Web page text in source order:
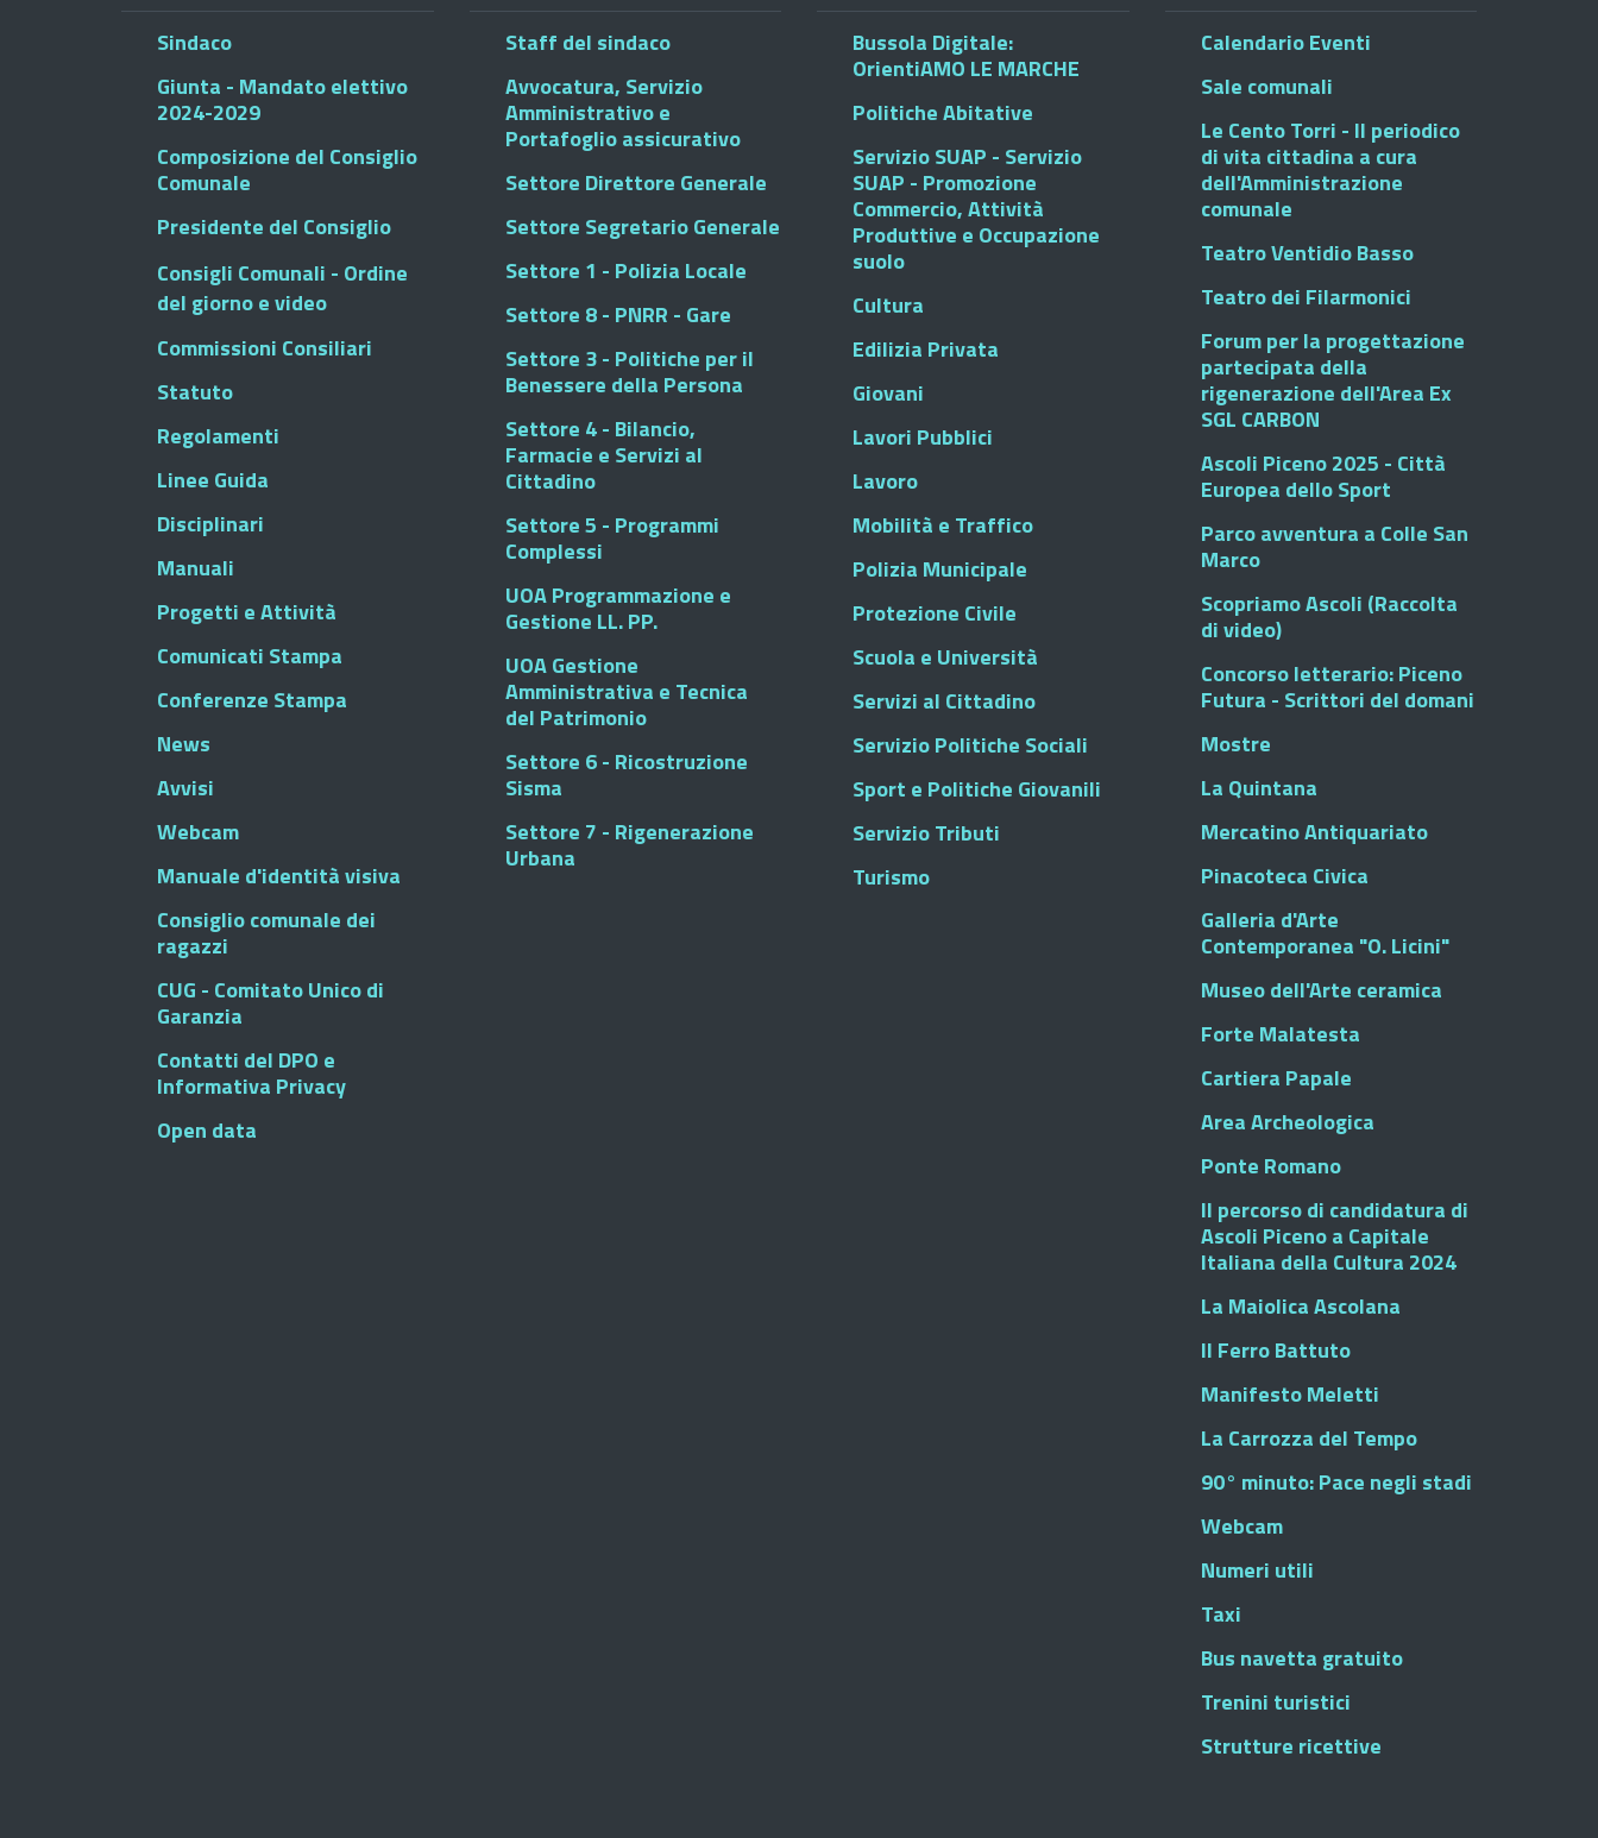
Sindaco
Giunta - Mandato elettivo
2024-2029
Composizione del Consiglio
Comunale
Presidente del Consiglio
Consigli Comunali - Ordine
del giorno e video
Commissioni Consiliari
Statuto
Regolamenti
Linee Guida
Disciplinari
Manuali
Progetti e Attività
Comunicati Stampa
Conferenze Stampa
News
Avvisi
Webcam
Manuale d'identità visiva
Consiglio comunale dei
ragazzi
CUG - Comitato Unico di
Garanzia
Contatti del DPO e
Informativa Privacy
Open data
Staff del sindaco
Avvocatura, Servizio
Amministrativo e
Portafoglio assicurativo
Settore Direttore Generale
Settore Segretario Generale
Settore 1 - Polizia Locale
Settore 8 - PNRR - Gare
Settore 3 - Politiche per il
Benessere della Persona
Settore 4 - Bilancio,
Farmacie e Servizi al
Cittadino
Settore 5 - Programmi
Complessi
UOA Programmazione e
Gestione LL. PP.
UOA Gestione
Amministrativa e Tecnica
del Patrimonio
Settore 6 - Ricostruzione
Sisma
Settore 7 - Rigenerazione
Urbana
Bussola Digitale:
OrientiAMO LE MARCHE
Politiche Abitative
Servizio SUAP - Servizio
SUAP - Promozione
Commercio, Attività
Produttive e Occupazione
suolo
Cultura
Edilizia Privata
Giovani
Lavori Pubblici
Lavoro
Mobilità e Traffico
Polizia Municipale
Protezione Civile
Scuola e Università
Servizi al Cittadino
Servizio Politiche Sociali
Sport e Politiche Giovanili
Servizio Tributi
Turismo
Calendario Eventi
Sale comunali
Le Cento Torri - Il periodico
di vita cittadina a cura
dell'Amministrazione
comunale
Teatro Ventidio Basso
Teatro dei Filarmonici
Forum per la progettazione
partecipata della
rigenerazione dell'Area Ex
SGL CARBON
Ascoli Piceno 2025 - Città
Europea dello Sport
Parco avventura a Colle San
Marco
Scopriamo Ascoli (Raccolta
di video)
Concorso letterario: Piceno
Futura - Scrittori del domani
Mostre
La Quintana
Mercatino Antiquariato
Pinacoteca Civica
Galleria d'Arte
Contemporanea "O. Licini"
Museo dell'Arte ceramica
Forte Malatesta
Cartiera Papale
Area Archeologica
Ponte Romano
Il percorso di candidatura di
Ascoli Piceno a Capitale
Italiana della Cultura 2024
La Maiolica Ascolana
Il Ferro Battuto
Manifesto Meletti
La Carrozza del Tempo
90° minuto: Pace negli stadi
Webcam
Numeri utili
Taxi
Bus navetta gratuito
Trenini turistici
Strutture ricettive